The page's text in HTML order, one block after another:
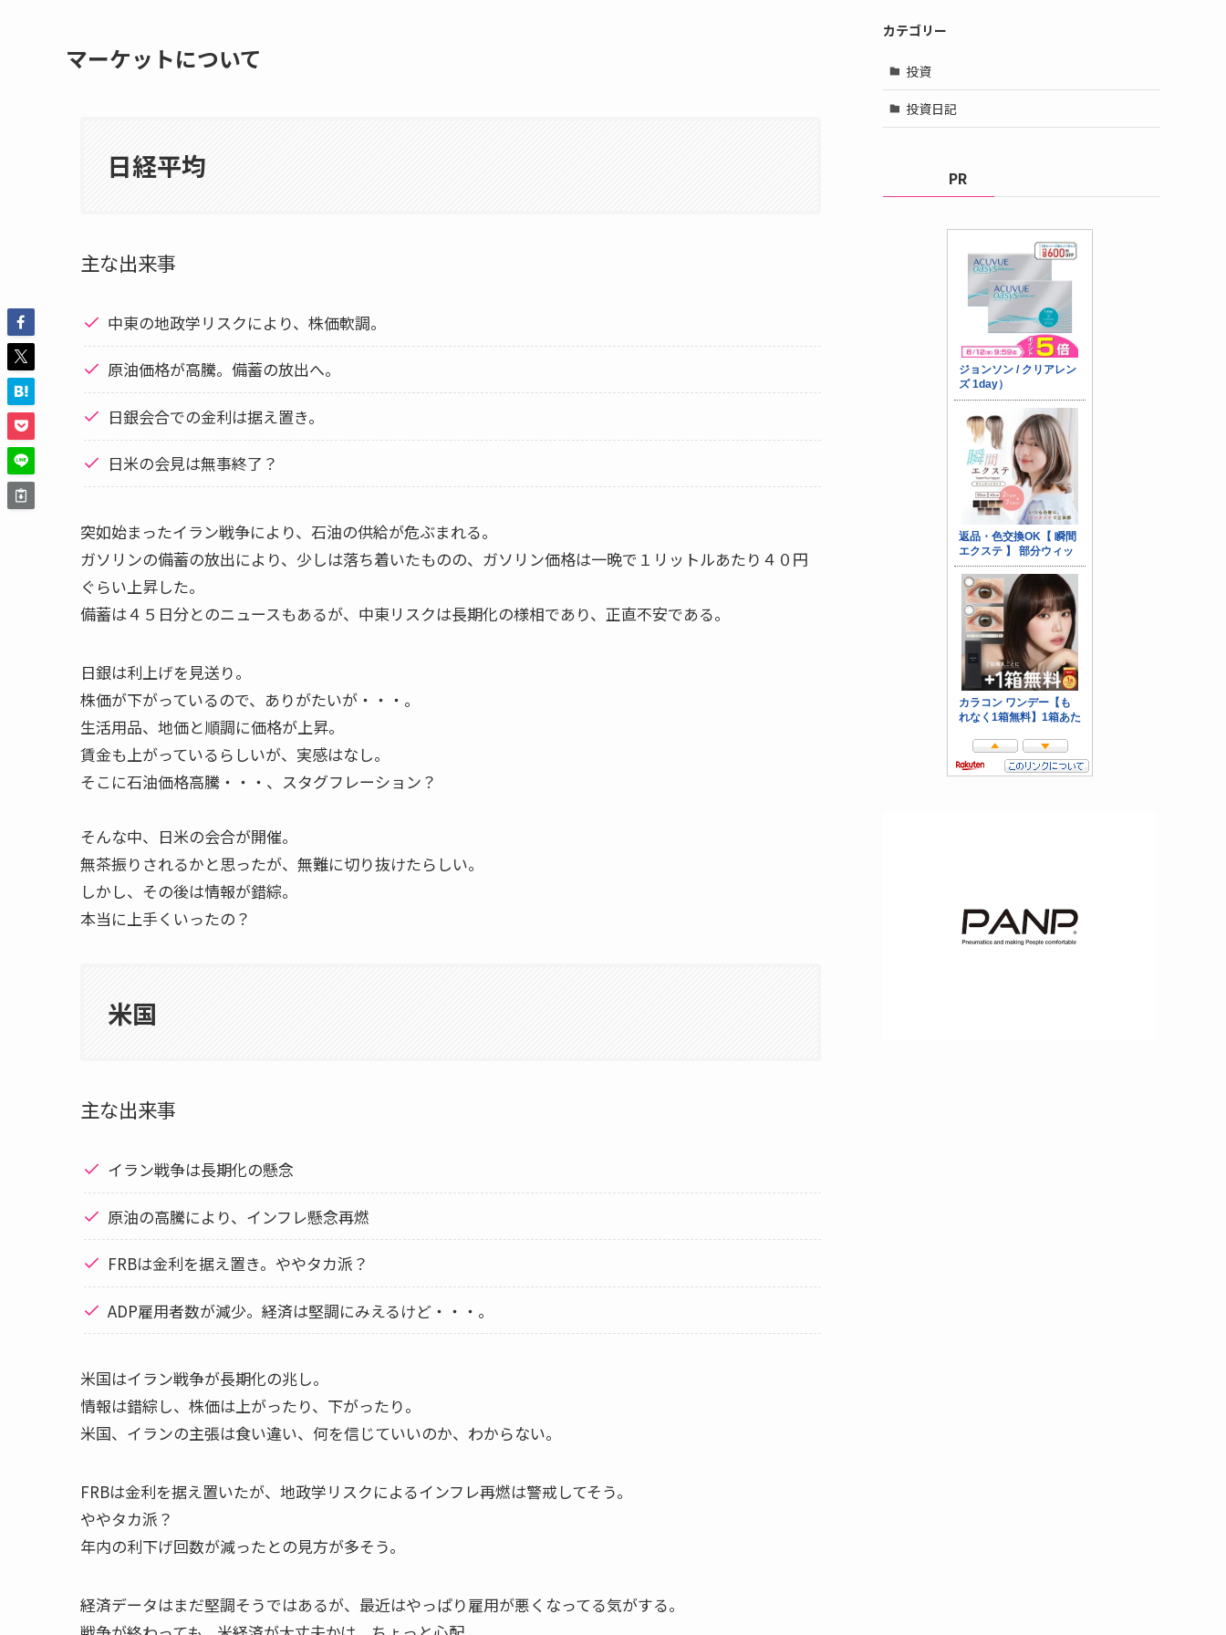
マーケットについて
日経平均
主な出来事
中東の地政学リスクにより、株価軟調。
原油価格が高騰。備蓄の放出へ。
日銀会合での金利は据え置き。
日米の会見は無事終了？
突如始まったイラン戦争により、石油の供給が危ぶまれる。
ガソリンの備蓄の放出により、少しは落ち着いたものの、ガソリン価格は一晩で１リットルあたり４０円
ぐらい上昇した。
備蓄は４５日分とのニュースもあるが、中東リスクは長期化の様相であり、正直不安である。
日銀は利上げを見送り。
株価が下がっているので、ありがたいが・・・。
生活用品、地価と順調に価格が上昇。
賃金も上がっているらしいが、実感はなし。
そこに石油価格高騰・・・、スタグフレーション？
そんな中、日米の会合が開催。
無茶振りされるかと思ったが、無難に切り抜けたらしい。
しかし、その後は情報が錯綜。
本当に上手くいったの？
米国
主な出来事
イラン戦争は長期化の懸念
原油の高騰により、インフレ懸念再燃
FRBは金利を据え置き。ややタカ派？
ADP雇用者数が減少。経済は堅調にみえるけど・・・。
米国はイラン戦争が長期化の兆し。
情報は錯綜し、株価は上がったり、下がったり。
米国、イランの主張は食い違い、何を信じていいのか、わからない。
FRBは金利を据え置いたが、地政学リスクによるインフレ再燃は警戒してそう。
ややタカ派？
年内の利下げ回数が減ったとの見方が多そう。
経済データはまだ堅調そうではあるが、最近はやっぱり雇用が悪くなってる気がする。
カテゴリー
投資
投資日記
PR